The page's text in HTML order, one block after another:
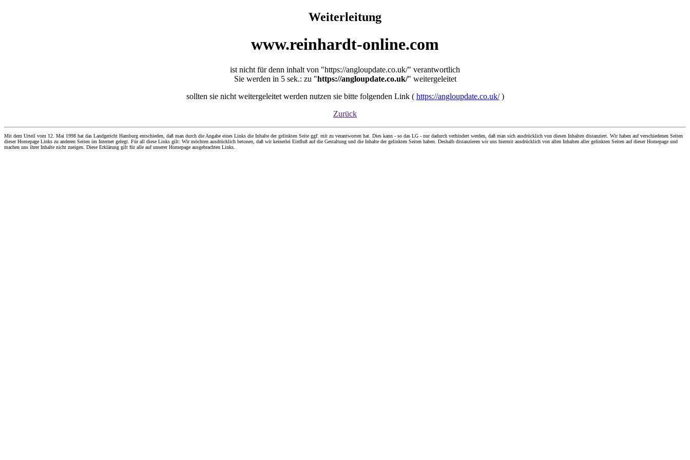
Weiterleitung
www.reinhardt-online.com
ist nicht für denn inhalt von "https://angloupdate.co.uk/" verantwortlich
Sie werden in 5 sek.: zu "https://angloupdate.co.uk/" weitergeleitet
sollten sie nicht weitergeleitet werden nutzen sie bitte folgenden Link ( https://angloupdate.co.uk/)
Zurück
Mit dem Urteil vom 12. Mai 1998 hat das Landgericht Hamburg entschieden, daß man durch die Angabe eines Links die Inhalte der gelinkten Seite ggf. mit zu verantworten hat. Dies kann - so das LG - nur dadurch verhindert werden, daß man sich ausdrücklich von diesen Inhalten distanziert. Wir haben auf verschiedenen Seiten
dieser Homepage Links zu anderen Seiten im Internet gelegt. Für all diese Links gilt: Wir möchten ausdrücklich betonen, daß wir keinerlei Einfluß auf die Gestaltung und die Inhalte der gelinkten Seiten haben. Deshalb distanzieren wir uns hiermit ausdrücklich von allen Inhalten aller gelinkten Seiten auf dieser Homepage und
machen uns ihrer Inhalte nicht zueigen. Diese Erklärung gilt für alle auf unserer Homepage ausgebrachten Links.